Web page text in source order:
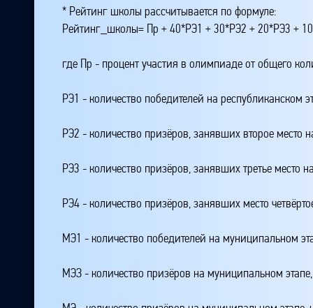
* Рейтинг школы рассчитывается по формуле:
Рейтинг_школы= Пр + 40*РЭ1 + 30*РЭ2 + 20*РЭ3 +
где Пр - процент участия в олимпиаде от общего
РЭ1 - количество победителей на республиканском
РЭ2 - количество призёров, занявших второе место
РЭ3 - количество призёров, занявших третье место
РЭ4 - количество призёров, занявших место
МЭ1 - количество победителей на муниципальном
МЭЗ - количество призёров на муниципальном